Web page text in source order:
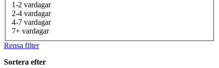
1-2 vardagar
2-4 vardagar
4-7 vardagar
7+ vardagar
Rensa filter
Sortera efter